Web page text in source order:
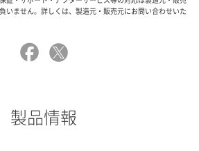
いません。詳しくは、製造元・販売元にお問い合わせいた
製品情報